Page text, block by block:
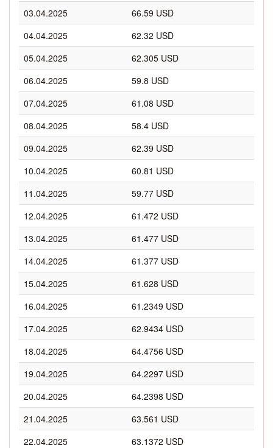
03.04.2025
66.59 USD
04.04.2025
62.32 USD
05.04.2025
62.305 USD
06.04.2025
59.8 USD
07.04.2025
61.08 USD
08.04.2025
58.4 USD
09.04.2025
62.39 USD
10.04.2025
60.81 USD
11.04.2025
59.77 USD
12.04.2025
61.472 USD
13.04.2025
61.477 USD
14.04.2025
61.377 USD
15.04.2025
61.628 USD
16.04.2025
61.2349 USD
17.04.2025
62.9434 USD
18.04.2025
64.4756 USD
19.04.2025
64.2297 USD
20.04.2025
64.2398 USD
21.04.2025
63.561 USD
22.04.2025
63.1372 USD